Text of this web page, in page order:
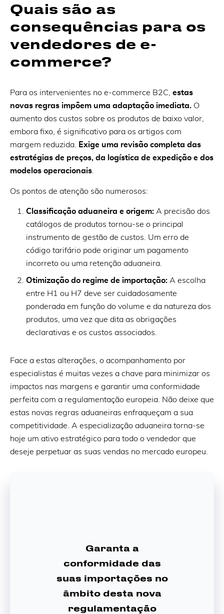
Quais são as
consequências para os
vendedores de e-
commerce?
Para os intervenientes no e-commerce B2C, estas
novas regras impõem uma adaptação imediata. O
aumento dos custos sobre os produtos de baixo valor,
embora fixo, é significativo para os artigos com
margem reduzida. Exige uma revisão completa das
estratégias de preços, da logística de expedição e dos
modelos operacionais.
Os pontos de atenção são numerosos:
Classificação aduaneira e origem: A precisão dos
catálogos de produtos tornou-se o principal
instrumento de gestão de custos. Um erro de
código tarifário pode originar um pagamento
incorreto ou uma retenção aduaneira.
Otimização do regime de importação: A escolha
entre H1 ou H7 deve ser cuidadosamente
ponderada em função do volume e da natureza dos
produtos, uma vez que dita as obrigações
declarativas e os custos associados.
Face a estas alterações, o acompanhamento por
especialistas é muitas vezes a chave para minimizar os
impactos nas margens e garantir uma conformidade
perfeita com a regulamentação europeia. Não deixe que
estas novas regras aduaneiras enfraqueçam a sua
competitividade. A especialização aduaneira torna-se
hoje um ativo estratégico para todo o vendedor que
deseje perpetuar as suas vendas no mercado europeu.
Garanta a
conformidade das
suas importações no
âmbito desta nova
regulamentação